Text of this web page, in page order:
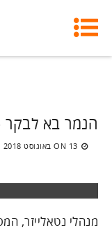
הנמר בא לבקר
ON 13 באוגוסט 2018
מנהלי נטאלייזר,